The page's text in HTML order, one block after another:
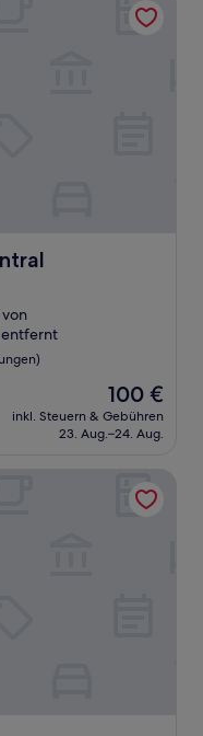
entfernt
Der
Preis
beträgt
100 €
inkl. Steuern & Gebühren
23. Aug.–24. Aug.